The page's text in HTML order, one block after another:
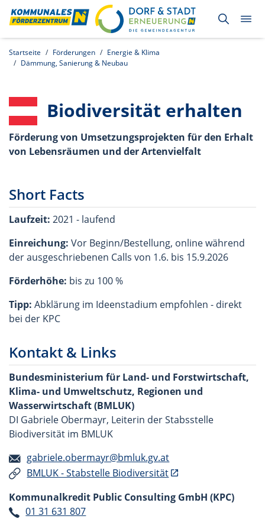
Startseite Förderungen
Energie & Klima
Dämmung, Sanierung & Neubau
Biodiversität erhalten
Förderung von Umsetzungsprojekten für den Erhalt
von Lebensräumen und der Artenvielfalt
Short Facts
Laufzeit: 2021 - laufend
Einreichung: Vor Beginn/Bestellung, online während
der ausgeschriebenen Calls von 1.6. bis 15.9.2026
Förderhöhe: bis zu 100 %
Tipp: Abklärung im Ideenstadium empfohlen - direkt
bei der KPC
Kontakt & Links
Bundesministerium für Land- und Forstwirtschaft,
Klima- und Umweltschutz, Regionen und
Wasserwirtschaft (BMLUK)
DI Gabriele Obermayr, Leiterin der Stabsstelle
Biodiversität im BMLUK
gabriele.obermayr@bmluk.gv.at
BMLUK - Stabstelle Biodiversität
Kommunalkredit Public Consulting GmbH (KPC)
01 31 631 807